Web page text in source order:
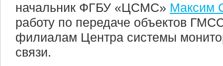
начальник ФГБУ «ЦСМС» Максим
работу по передаче объектов
филиалам Центра системы
связи.